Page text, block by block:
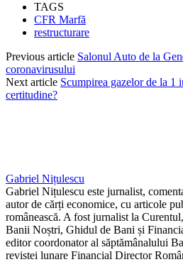
TAGS
CFR Marfă
restructurare
Previous article Salonul Auto de la
coronavirusului
Next article Scumpirea gazelor de la 1
certitudine?
Gabriel Nițulescu
Gabriel Nițulescu este jurnalist,
autor de cărți economice, cu articole
românească. A fost jurnalist la
Banii Noștri, Ghidul de Bani și
editor coordonator al săptămânalului
revistei lunare Financial Director